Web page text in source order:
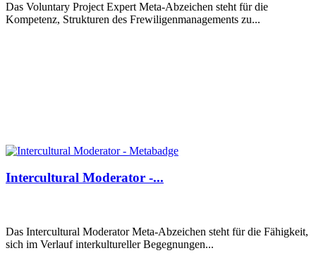
Das Voluntary Project Expert Meta-Abzeichen steht für die
Kompetenz, Strukturen des Frewiligenmanagements zu...
Intercultural Moderator -...
Das Intercultural Moderator Meta-Abzeichen steht für die Fähigkeit,
sich im Verlauf interkultureller Begegnungen...